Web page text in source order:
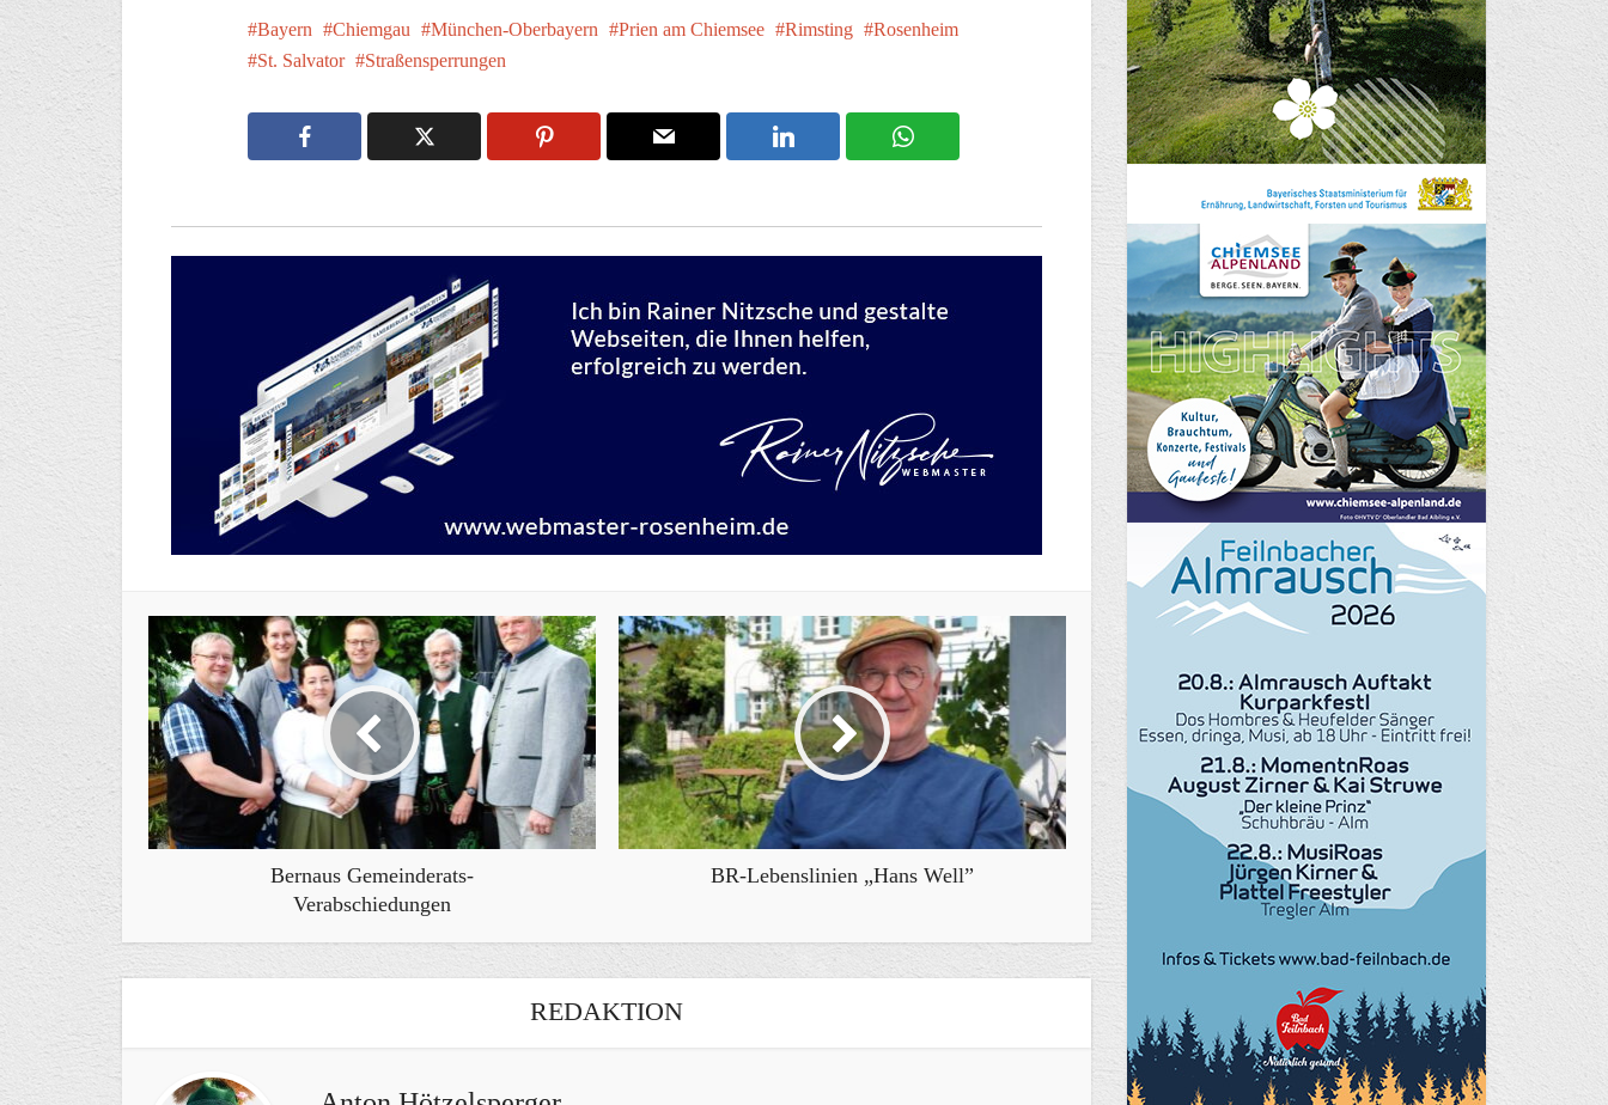
Bayern Chiemgau München-Oberbayern Prien am Chiemsee Rimsting
Rosenheim
St. Salvator
Straßensperrungen
Bernaus Gemeinderats-
Verabschiedungen
BR-Lebenslinien „Hans Well”
REDAKTION